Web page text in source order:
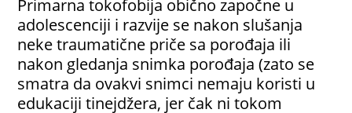
Primarna tokofobija obično započne u
adolescenciji i razvije se nakon slušanja
neke traumatične priče sa porođaja ili
nakon gledanja snimka porođaja (zato se
smatra da ovakvi snimci nemaju koristi u
edukaciji tinejdžera, jer čak ni tokom